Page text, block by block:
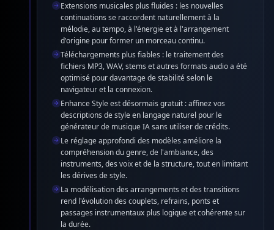
Extensions musicales plus fluides : les nouvelles
continuations se raccordent naturellement à la
mélodie, au tempo, à l'énergie et à l'arrangement
d'origine pour former un morceau continu.
Téléchargements plus fiables : le traitement des
fichiers MP3, WAV, stems et autres formats audio a été
optimisé pour davantage de stabilité selon le
navigateur et la connexion.
Enhance Style est désormais gratuit : affinez vos
descriptions de style en langage naturel pour le
générateur de musique IA sans utiliser de crédits.
Le réglage approfondi des modèles améliore la
compréhension du genre, de l'ambiance, des
instruments, des voix et de la structure, tout en limitant
les dérives de style.
La modélisation des arrangements et des transitions
rend l'évolution des couplets, refrains, ponts et
passages instrumentaux plus logique et cohérente sur
la durée.